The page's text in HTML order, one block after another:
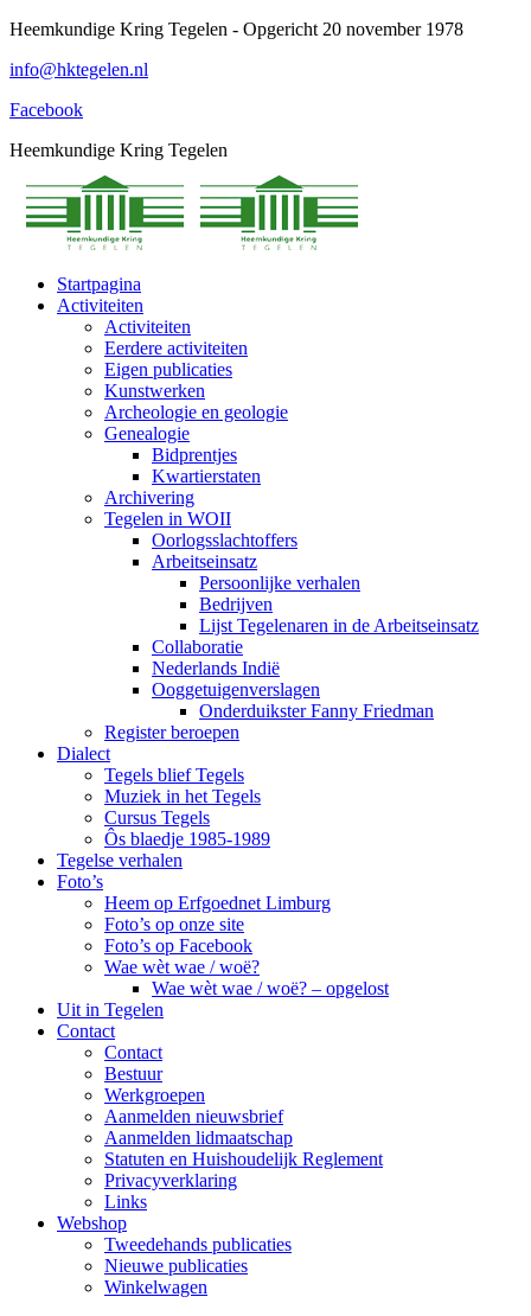
Spring
content
Heemkundige Kring Tegelen - Opgericht 20 november 1978
info@hktegelen.nl
Facebook
Heemkundige Kring Tegelen
Startpagina
Activiteiten
Activiteiten
Eerdere activiteiten
Eigen publicaties
Kunstwerken
Archeologie en geologie
Genealogie
Bidprentjes
Kwartierstaten
Archivering
Tegelen in WOII
Oorlogsslachtoffers
Arbeitseinsatz
Persoonlijke verhalen
Bedrijven
Lijst Tegelenaren in de Arbeitseinsatz
Collaboratie
Nederlands Indië
Ooggetuigenverslagen
Onderduikster Fanny Friedman
Register beroepen
Dialect
Tegels blief Tegels
Muziek in het Tegels
Cursus Tegels
Ôs blaedje 1985-1989
Tegelse verhalen
Foto’s
Heem op Erfgoednet Limburg
Foto’s op onze site
Foto’s op Facebook
Wae wèt wae / woë?
Wae wèt wae / woë? – opgelost
Uit in Tegelen
Contact
Contact
Bestuur
Werkgroepen
Aanmelden nieuwsbrief
Aanmelden lidmaatschap
Statuten en Huishoudelijk Reglement
Privacyverklaring
Links
Webshop
Tweedehands publicaties
Nieuwe publicaties
Winkelwagen